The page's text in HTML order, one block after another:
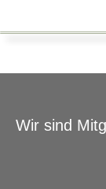
Wir sind